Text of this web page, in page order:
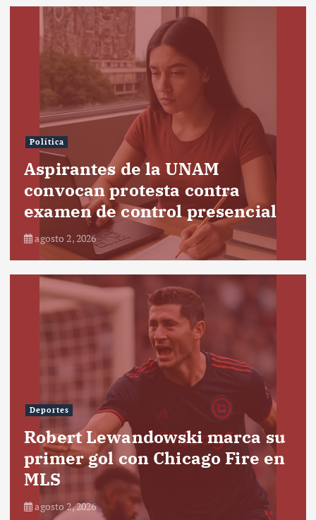
Política
Aspirantes de la UNAM
convocan protesta contra
examen de control presencial
agosto 2, 2026
Deportes
Robert Lewandowski marca su
primer gol con Chicago Fire en
MLS
agosto 2, 2026